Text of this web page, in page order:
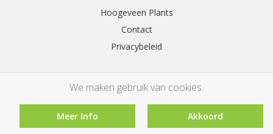
Hoogeveen Plants
Contact
Privacybeleid
We maken gebruik van cookies.
Meer Info Akkoord